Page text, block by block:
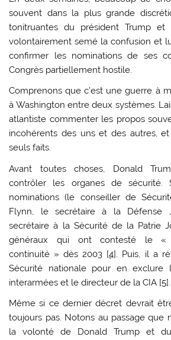
souvent dans la plus grande
tonitruantes du président Trump
volontairement semé la confusion et
confirmer les nominations de ses
Congrès partiellement hostile.
Comprenons que c’est une guerre à
à Washington entre deux systèmes.
atlantiste commenter les propos
incohérents des uns et des autres,
seuls faits.
Avant toutes choses, Donald
contrôler les organes de sécurité.
nominations (le conseiller de
Flynn, le secrétaire à la Défense
secrétaire à la Sécurité de la Patrie
généraux qui ont contesté le «
continuité » dès 2003 [4]. Puis, il a
Sécurité nationale pour en exclure
interarmées et le directeur de la CIA [5].
Même si ce dernier décret devrait
toujours pas. Notons au passage que
la volonté de Donald Trump et